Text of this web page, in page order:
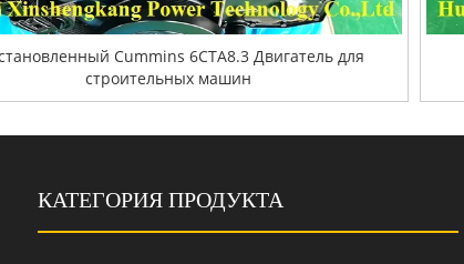
Cummins 6CTA8.3 Двигатель для
строительных машин
КАТЕГОРИЯ ПРОДУКТА